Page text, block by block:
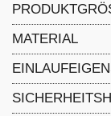
ca. 30 cm breit
Bundbreite ca.
MATERIAL
Strampelsack
Baumwolle,
4 Prozent-
waschen bei 40